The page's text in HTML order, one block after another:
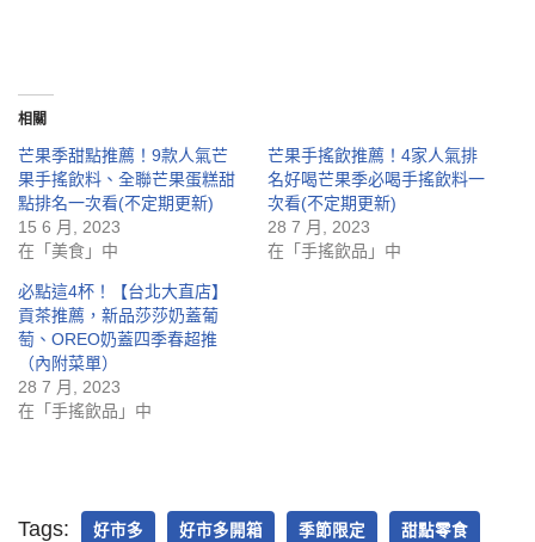
相關
芒果季甜點推薦！9款人氣芒
果手搖飲料、全聯芒果蛋糕甜
點排名一次看(不定期更新)
15 6 月, 2023
在「美食」中
芒果手搖飲推薦！4家人氣排
名好喝芒果季必喝手搖飲料一
次看(不定期更新)
28 7 月, 2023
在「手搖飲品」中
必點這4杯！【台北大直店】
貢茶推薦，新品莎莎奶蓋葡
萄、OREO奶蓋四季春超推
（內附菜單）
28 7 月, 2023
在「手搖飲品」中
Tags: 好市多 好市多開箱 季節限定 甜點零食